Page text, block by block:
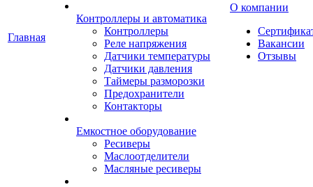
Главная
Контроллеры и автоматика
Контроллеры
Реле напряжения
Датчики температуры
Датчики давления
Таймеры разморозки
Предохранители
Контакторы
Емкостное оборудование
Ресиверы
Маслоотделители
Масляные ресиверы
О компании
Вакансии
Отзывы